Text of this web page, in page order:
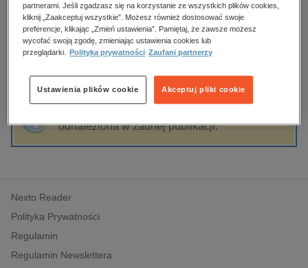
budownictwo, aranżacja wnętrz
biznesowe, branżowe, gospodarka
dzienniki
edukacja
hobby, sport, rozrywka
komputery, internet, technologie, informatyka
polityka, społeczno-informacyjne
psychologiczne
inne
popularno-naukowe
Jarosław F. Mika
Sortowanie Filtrowanie
odnaleziona w żadnej publikacji.
Nexto Reader
Polityka Prywatności
Regulamin
Regulamin Newslettera
partnerami. Jeśli zgadzasz się na korzystanie ze wszystkich plików cookies,
kliknij „Zaakceptuj wszystkie”. Możesz również dostosować swoje
preferencje, klikając „Zmień ustawienia”. Pamiętaj, że zawsze możesz
wycofać swoją zgodę, zmieniając ustawienia cookies lub
przeglądarki.
Polityka prywatności Zaufani partnerzy
Akceptuj pliki cookie
Ustawienia plików cookie